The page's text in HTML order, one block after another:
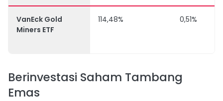
VanEck Gold
Miners ETF
114,48% 0,51%
Berinvestasi Saham Tambang
Emas